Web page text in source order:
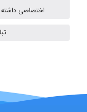
اختصاصی داشته